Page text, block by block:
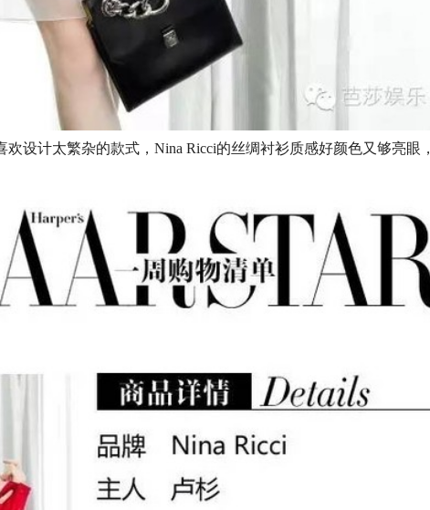
设计太繁杂的款式，Nina Ricci的丝绸衬衫质感好颜色又够亮眼，